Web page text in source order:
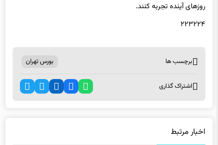
روزهای آینده تجربه کنند.
۲۲۳۲۲۴
برچسب ها بورس تهران
اشتراک گذاری
اخبار مرتبط